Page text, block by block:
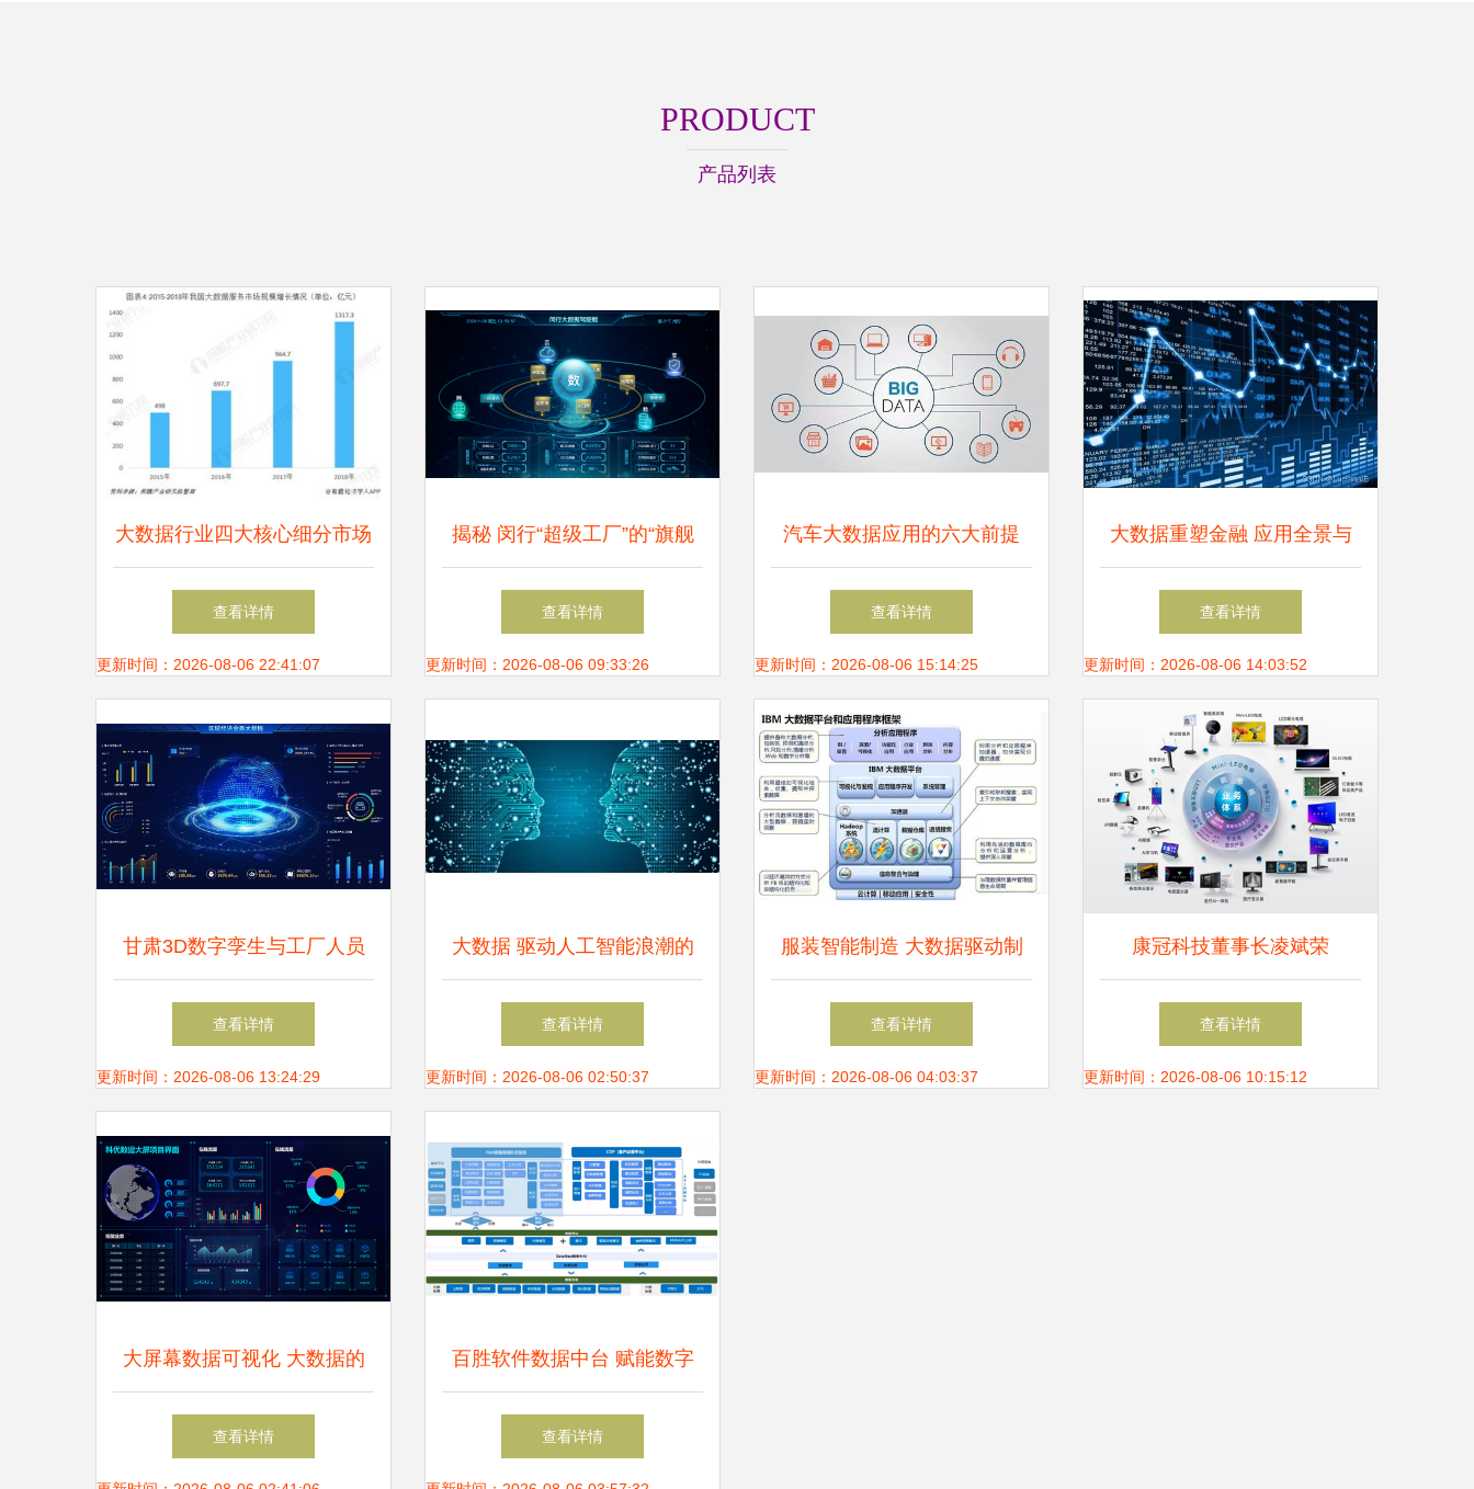
PRODUCT
产品列表
大数据行业四大核心细分市场
驱动增长的新引擎
查看详情
更新时间：2026-08-06 22:41:07
揭秘 闵行“超级工厂”的“旗舰
店”，如何用大数据重塑你的
生活
查看详情
更新时间：2026-08-06 09:33:26
汽车大数据应用的六大前提
从数据到价值的必经之路
查看详情
更新时间：2026-08-06 15:14:25
大数据重塑金融 应用全景与
深远影响
查看详情
更新时间：2026-08-06 14:03:52
甘肃3D数字孪生与工厂人员
定位可视化系统 大数据时代
的智慧工厂解决方案
查看详情
更新时间：2026-08-06 13:24:29
大数据 驱动人工智能浪潮的
基石与引擎
查看详情
更新时间：2026-08-06 02:50:37
服装智能制造 大数据驱动制
造业迈向智能化新阶段
查看详情
更新时间：2026-08-06 04:03:37
康冠科技董事长凌斌荣
膺“2024高质量发展领军人物”
大数据赋能，引领智造新篇章
查看详情
更新时间：2026-08-06 10:15:12
大屏幕数据可视化 大数据的
窗口与未来
查看详情
百胜软件数据中台 赋能数字
化转型，荣登《2021中国大数
查看详情